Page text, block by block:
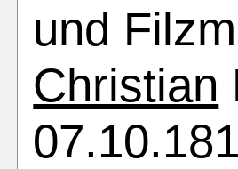
und
Christian